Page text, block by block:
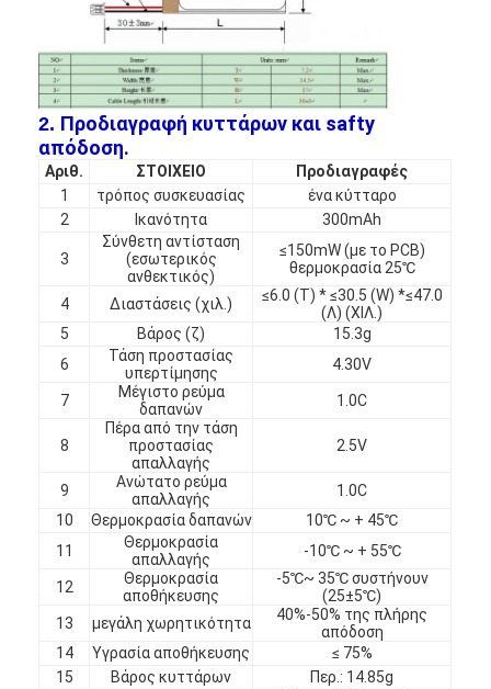
Προϊόντα
Περίπου εμείς
Γύρος εργοστασίων
Ποιοτικός έλεγχος
Μας ελάτε σε επαφή με
Ειδήσεις
2. Προδιαγραφή κυττάρων και safty
απόδοση.
Αριθ. ΣΤΟΙΧΕΙΟ
Προδιαγραφές
1
τρόπος συσκευασίας
ένα κύτταρο
2
Ικανότητα 300mAh
3
Σύνθετη αντίσταση
(εσωτερικός
ανθεκτικός)
≤150mW (με το PCB)
θερμοκρασία 25℃
4 Διαστάσεις (χιλ.)
≤6.0 (Τ) * ≤30.5 (W) *≤47.0
(Λ) (ΧΙΛ.)
5
Βάρος (ζ)
15.3g
6
Τάση προστασίας
υπερτίμησης
4.30V
7
Μέγιστο ρεύμα
δαπανών
1.0C
8
Πέρα από την τάση
προστασίας
απαλλαγής
2.5V
9
Ανώτατο ρεύμα
απαλλαγής
1.0C
10
Θερμοκρασία δαπανών
10℃ ~ + 45℃
11
Θερμοκρασία
απαλλαγής
-10℃ ~ + 55℃
12
Θερμοκρασία
αποθήκευσης
-5℃~ 35℃ συστήνουν
(25±5℃)
13
μεγάλη χωρητικότητα
40%-50% της πλήρης
απόδοση
14
Υγρασία αποθήκευσης
≤ 75%
15
Βάρος κυττάρων Περ.: 14.85g